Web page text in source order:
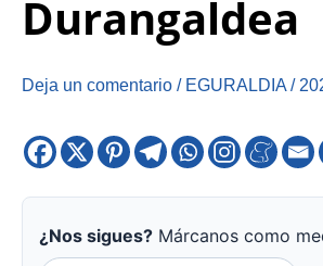
Durangaldea
Deja un comentario / EGURALDIA /
¿Nos sigues? Márcanos como